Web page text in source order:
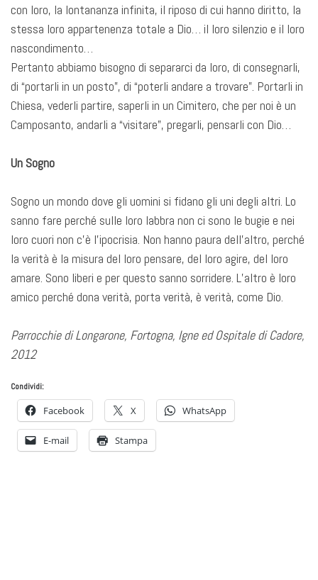
con loro, la lontananza infinita, il riposo di cui hanno diritto, la
stessa loro appartenenza totale a Dio… il loro silenzio e il loro
nascondimento…
Pertanto abbiamo bisogno di separarci da loro, di consegnarli,
di “portarli in un posto”, di “poterli andare a trovare”. Portarli in
Chiesa, vederli partire, saperli in un Cimitero, che per noi è un
Camposanto, andarli a “visitare”, pregarli, pensarli con Dio…
Un Sogno
Sogno un mondo dove gli uomini si fidano gli uni degli altri. Lo
sanno fare perché sulle loro labbra non ci sono le bugie e nei
loro cuori non c’è l’ipocrisia. Non hanno paura dell’altro, perché
la verità è la misura del loro pensare, del loro agire, del loro
amare. Sono liberi e per questo sanno sorridere. L’altro è loro
amico perché dona verità, porta verità, è verità, come Dio.
Parrocchie di Longarone, Fortogna, Igne ed Ospitale di Cadore,
2012
Condividi:
Facebook X WhatsApp
E-mail Stampa